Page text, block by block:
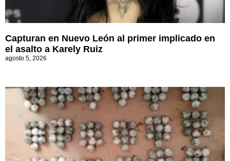
Capturan en Nuevo León al primer implicado en
el asalto a Karely Ruiz
agosto 5, 2026